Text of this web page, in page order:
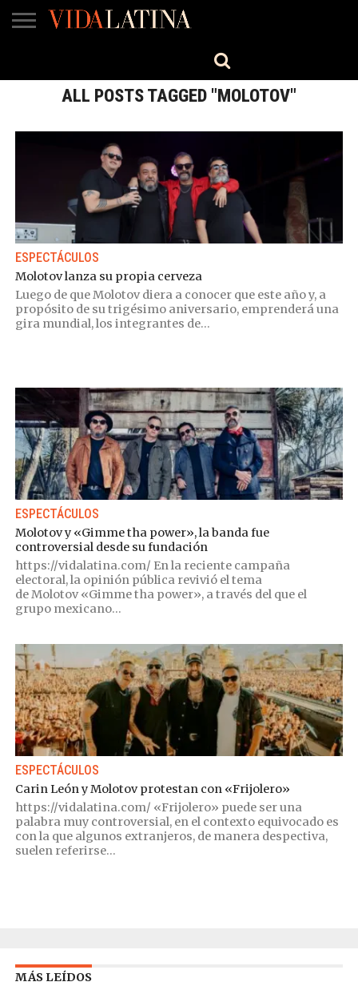
TV
ALL POSTS TAGGED "MOLOTOV"
ESPECTÁCULOS
Molotov lanza su propia cerveza
Luego de que Molotov diera a conocer que este año y, a
propósito de su trigésimo aniversario, emprenderá una
gira mundial, los integrantes de...
ESPECTÁCULOS
Molotov y «Gimme tha power», la banda fue
controversial desde su fundación
https://vidalatina.com/ En la reciente campaña
electoral, la opinión pública revivió el tema
de Molotov «Gimme tha power», a través del que el
grupo mexicano...
ESPECTÁCULOS
Carin León y Molotov protestan con «Frijolero»
https://vidalatina.com/ «Frijolero» puede ser una
palabra muy controversial, en el contexto equivocado es
con la que algunos extranjeros, de manera despectiva,
suelen referirse...
MÁS LEÍDOS